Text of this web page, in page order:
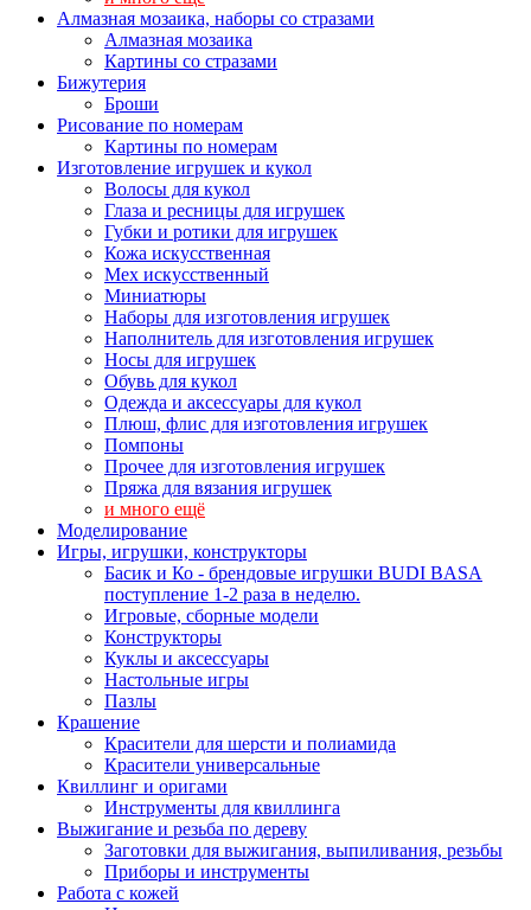
Алмазная мозаика, наборы со стразами
Алмазная мозаика
Картины co стразами
Бижутерия
Броши
Рисование по номерам
Картины по номерам
Изготовление игрушек и кукол
Волосы для кукол
Глаза и ресницы для игрушек
Губки и ротики для игрушек
Кожа искусственная
Мех искусственный
Миниатюры
Наборы для изготовления игрушек
Наполнитель для изготовления игрушек
Носы для игрушек
Обувь для кукол
Одежда и аксессуары для кукол
Плюш, флис для изготовления игрушек
Помпоны
Прочее для изготовления игрушек
Пряжа для вязания игрушек
и много ещё
Моделирование
Игры, игрушки, конструкторы
Басик и Ко - брендовые игрушки BUDI BASA
поступление 1-2 раза в неделю.
Игровые, сборные модели
Конструкторы
Куклы и аксессуары
Настольные игры
Пазлы
Крашение
Красители для шерсти и полиамида
Красители универсальные
Квиллинг и оригами
Инструменты для квиллинга
Выжигание и резьба по дереву
Заготовки для выжигания, выпиливания, резьбы
Приборы и инструменты
Работа с кожей